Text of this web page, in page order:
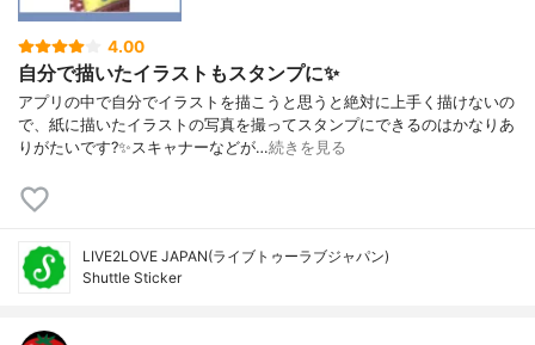
4.00
自分で描いたイラストもスタンプに✨
アプリの中で自分でイラストを描こうと思うと絶対に上手く描けないの
で、紙に描いたイラストの写真を撮ってスタンプにできるのはかなりあ
りがたいです?✨スキャナーなどが…続きを見る
LIVE2LOVE JAPAN(ライブトゥーラブジャパン)
Shuttle Sticker